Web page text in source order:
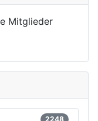
Mitglieder
2248